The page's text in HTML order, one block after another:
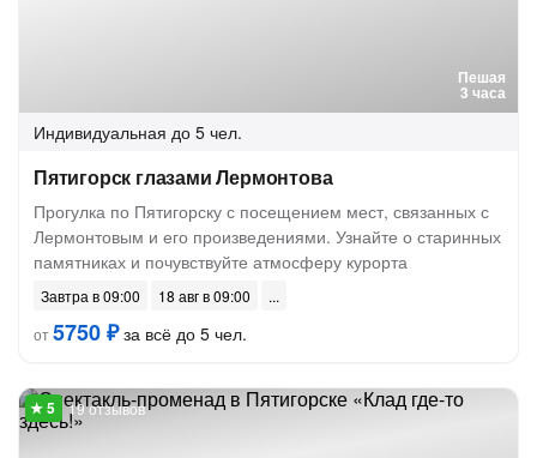
Пешая
3 часа
Индивидуальная до 5 чел.
Пятигорск глазами Лермонтова
Прогулка по Пятигорску с посещением мест, связанных с
Лермонтовым и его произведениями. Узнайте о старинных
памятниках и почувствуйте атмосферу курорта
Завтра в 09:00
18 авг в 09:00
от5750 ₽за всё до 5 чел.
19 отзывов